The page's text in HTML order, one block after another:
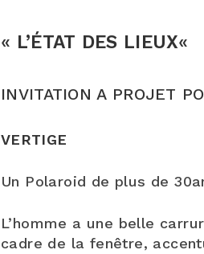
« L’ÉTAT DES LIEUX«
INVITATION A PROJET
VERTIGE
Un Polaroid de plus de
L’homme a une belle
cadre de la fenêtre,